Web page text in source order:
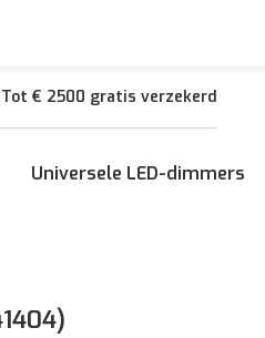
Tot € 2500 gratis verzekerd
Universele LED-dimmers